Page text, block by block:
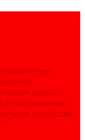
на
новых
и платежными
удобстве